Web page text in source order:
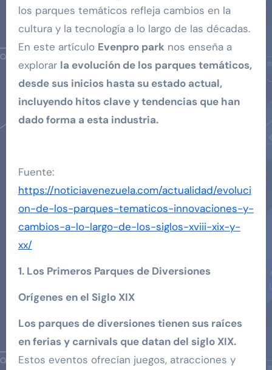
los parques temáticos refleja cambios en la
cultura y la tecnología a lo largo de las décadas.
En este artículo Evenpro parknos enseña a
explorar la evolución de los parques temáticos,
desde sus inicios hasta su estado actual,
incluyendo hitos clave y tendencias que han
dado forma a esta industria.
Fuente:
https://noticiavenezuela.com/actualidad/evoluci
on-de-los-parques-tematicos-innovaciones-y-
cambios-a-lo-largo-de-los-siglos-xviii-xix-y-
xx/
1. Los Primeros Parques de Diversiones
Orígenes en el Siglo XIX
Los parques de diversiones tienen sus raíces
en ferias y carnivals que datan del siglo XIX.
Estos eventos ofrecían juegos, atracciones y